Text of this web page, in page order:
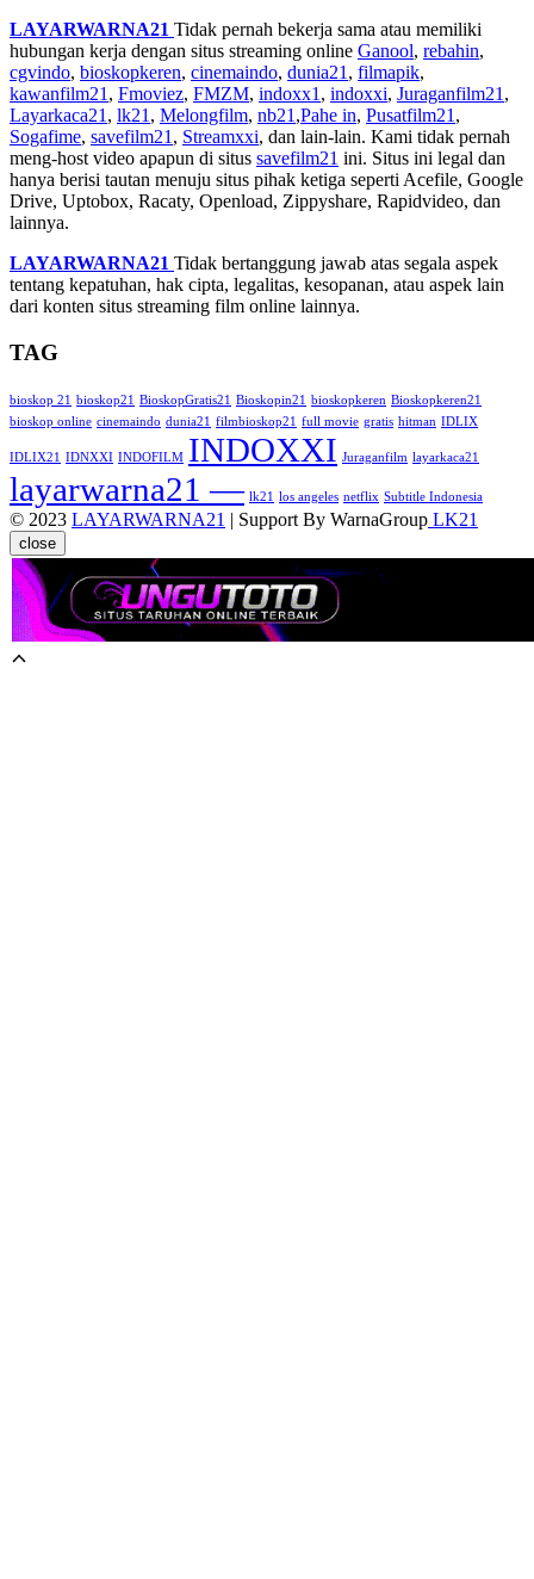
LAYARWARNA21 Tidak pernah bekerja sama atau memiliki
hubungan kerja dengan situs streaming online Ganool, rebahin,
cgvindo, bioskopkeren, cinemaindo, dunia21 , filmapik,
kawanfilm21 , Fmoviez, FMZM, indoxx1 , indoxxi, Juraganfilm21 ,
Layarkaca21 , lk21 , Melongfilm, nb21 ,Pahe in, Pusatfilm21 ,
Sogafime, savefilm21 , Streamxxi, dan lain-lain. Kami tidak pernah
meng-host video apapun di situs savefilm21 ini. Situs ini legal dan
hanya berisi tautan menuju situs pihak ketiga seperti Acefile, Google
Drive, Uptobox, Racaty, Openload, Zippyshare, Rapidvideo, dan
lainnya.
LAYARWARNA21 Tidak bertanggung jawab atas segala aspek
tentang kepatuhan, hak cipta, legalitas, kesopanan, atau aspek lain
dari konten situs streaming film online lainnya.
TAG
bioskop 21 bioskop21 BioskopGratis21 Bioskopin21 bioskopkeren Bioskopkeren21
bioskop online cinemaindo dunia21 filmbioskop21 full movie gratis hitman IDLIX
IDLIX21 IDNXXI INDOFILM INDOXXI Juraganfilm layarkaca21
layarwarna21 — lk21 los angeles netflix Subtitle Indonesia
© 2023 LAYARWARNA21 | Support By WarnaGroup LK21
close